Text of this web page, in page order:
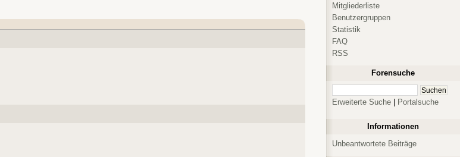
Mitgliederliste
Benutzergruppen
Statistik
FAQ
RSS
Forensuche
Erweiterte Suche Portalsuche
Informationen
Unbeantwortete Beiträge